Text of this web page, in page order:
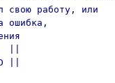
свою работу, или
ошибка,
||
||